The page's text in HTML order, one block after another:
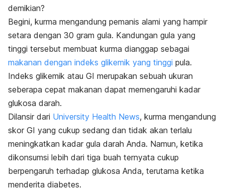
demikian?
Begini, kurma mengandung pemanis alami yang hampir
setara dengan 30 gram gula. Kandungan gula yang
tinggi tersebut membuat kurma dianggap sebagai
makanan dengan indeks glikemik yang tinggi pula.
Indeks glikemik atau GI merupakan sebuah ukuran
seberapa cepat makanan dapat memengaruhi kadar
glukosa darah.
Dilansir dari University Health News, kurma mengandung
skor GI yang cukup sedang dan tidak akan terlalu
meningkatkan kadar gula darah Anda. Namun, ketika
dikonsumsi lebih dari tiga buah ternyata cukup
berpengaruh terhadap glukosa Anda, terutama ketika
menderita diabetes.